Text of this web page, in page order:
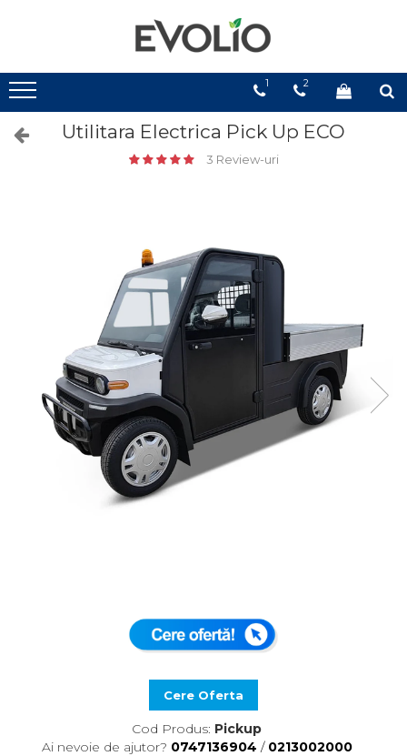
1 2
Utilitara Electrica Pick Up ECO
3 Review-uri
Cere Oferta
Cod Produs: Pickup
Ai nevoie de ajutor? 0747136904 / 0213002000